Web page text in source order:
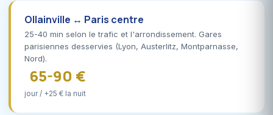
Ollainville ↔ Paris centre
25-40 min selon le trafic et l'arrondissement. Gares
parisiennes desservies (Lyon, Austerlitz, Montparnasse,
Nord).
65-90 €
jour / +25 € la nuit